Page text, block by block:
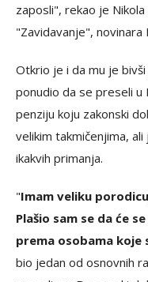
zaposli", rekao je
"Zavidavanje", novinara
Otkrio je i da mu je
ponudio da se preseli u
penziju koju zakonski
velikim takmičenjima,
ikakvih primanja.
"Imam veliku
Plašio sam se da će
prema osobama koje
bio jedan od osnovnih